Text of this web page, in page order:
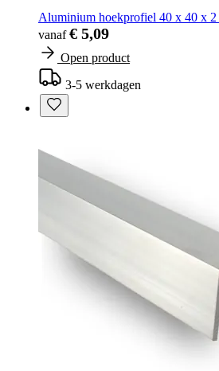
Aluminium hoekprofiel 40 x 40 x
vanaf€ 5,09
Open product
3-5 werkdagen